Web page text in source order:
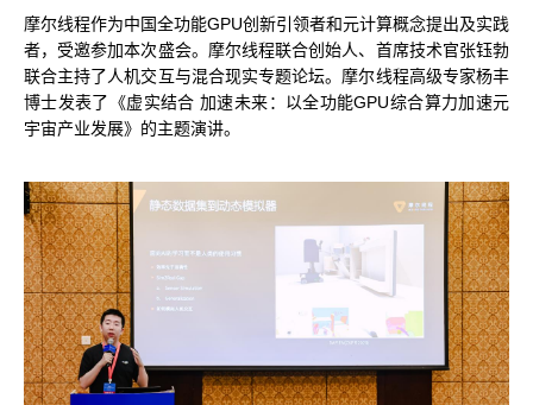
MTT AICUBE
智娱摩方
MTT E300
MTT S3000
MTT S2000
MTT S70
MTT X300
MTT S50
驱动程序
MUSA SDK
Moore Perf System
MUSA Deploy
MUSACODE
AI 训练套件
AI 推理套件
GPU 虚拟化 / vGPU
摩笔马良
AI 语音
工业设计与制造
广播与专业音视频
视频会议
摩尔线程作为中国全功能GPU创新引领者和元计算概念提出及实践
者，受邀参加本次盛会。摩尔线程联合创始人、首席技术官张钰勃
联合主持了人机交互与混合现实专题论坛。摩尔线程高级专家杨丰
博士发表了《虚实结合 加速未来：以全功能GPU综合算力加速元
宇宙产业发展》的主题演讲。